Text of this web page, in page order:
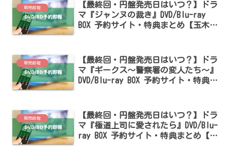
販売即報
【最終回・円盤発売日はいつ？】ドラ
マ『ジャンヌの裁き』DVD/Blu-ray
BOX 予約サイト・特典まとめ【玉木
販売即報
【最終回・円盤発売日はいつ？】ドラ
マ『ギークス～警察署の変人たち～』
DVD/Blu-ray BOX 予約サイト・特典ま
販売即報
【最終回・円盤発売日はいつ？】ドラ
マ『極道上司に愛されたら』DVD/Blu-
ray BOX 予約サイト・特典まとめ【戸